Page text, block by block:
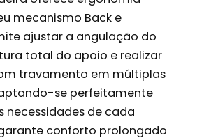
mecanismo Back e
ajustar a angulação do
total do apoio e realizar
travamento em múltiplas
se perfeitamente
necessidades de cada
conforto prolongado